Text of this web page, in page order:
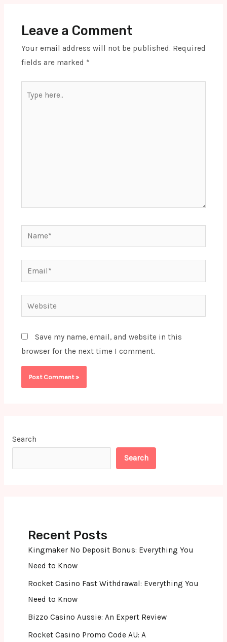
Leave a Comment
Your email address will not be published. Required
fields are marked *
here..
Name*
Email*
Website
Save my name, email, and website in this
browser for the next time I comment.
Search
Search
Recent Posts
Kingmaker No Deposit Bonus: Everything You
Need to Know
Rocket Casino Fast Withdrawal: Everything You
Need to Know
Bizzo Casino Aussie: An Expert Review
Rocket Casino Promo Code AU: A